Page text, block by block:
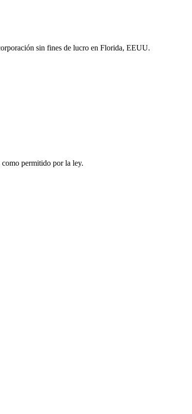
sin fines de lucro en Florida, EEUU.
permitido por la ley.